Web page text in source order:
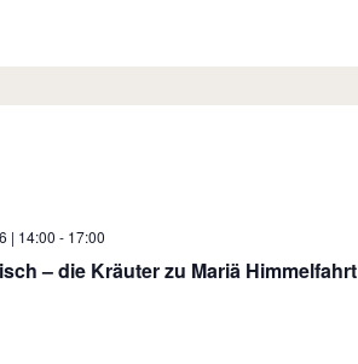
– die Kräuter zu Mariä Himmelfahrt
| 14:00 - 17:00